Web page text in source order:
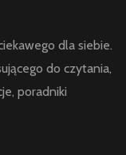
dla siebie.
do czytania,
poradniki